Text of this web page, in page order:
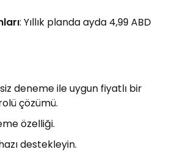
: Yıllık planda ayda 4,99 ABD
deneme ile uygun fiyatlı bir
çözümü.
özelliği.
destekleyin.